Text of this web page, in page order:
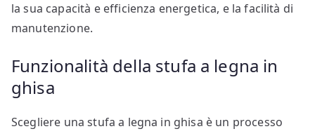
la sua capacità e efficienza energetica, e la facilità di
manutenzione.
Funzionalità della stufa a legna in
ghisa
Scegliere una stufa a legna in ghisa è un processo